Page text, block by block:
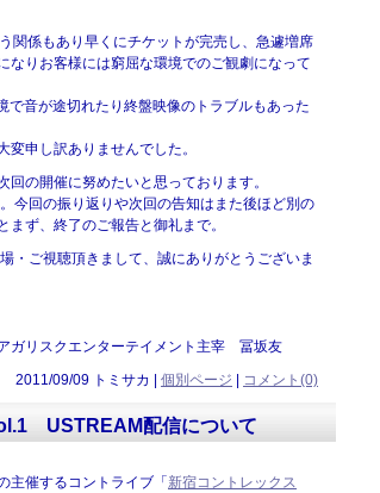
関係もあり早くにチケットが完売し、急遽増席
なりお客様には窮屈な環境でのご観劇になって
で音が途切れたり終盤映像のトラブルもあった
申し訳ありませんでした。
回の開催に努めたいと思っております。
今回の振り返りや次回の告知はまた後ほど別の
ず、終了のご報告と御礼まで。
・ご視聴頂きまして、誠にありがとうございま
ガリスクエンターテイメント主宰 冨坂友
2011/09/09 トミサカ | 個別ページ コメント(0)
USTREAM配信について
主催するコントライブ「 新宿コントレックス